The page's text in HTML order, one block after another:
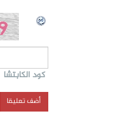
كود الكابتشا